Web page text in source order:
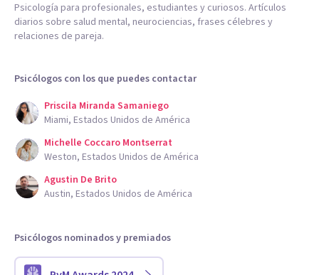
Psicología para profesionales, estudiantes y curiosos. Artículos
diarios sobre salud mental, neurociencias, frases célebres y
relaciones de pareja.
Psicólogos con los que puedes contactar
Priscila Miranda Samaniego
Miami, Estados Unidos de América
Michelle Coccaro Montserrat
Weston, Estados Unidos de América
Agustin De Brito
Austin, Estados Unidos de América
Psicólogos nominados y premiados